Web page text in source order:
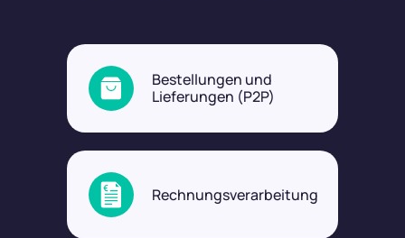
Bestellungen und
Lieferungen (P2P)
Rechnungsverarbeitung